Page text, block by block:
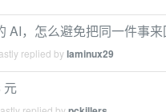
AI，怎么避免把同一件事来
replied bylaminux29
元